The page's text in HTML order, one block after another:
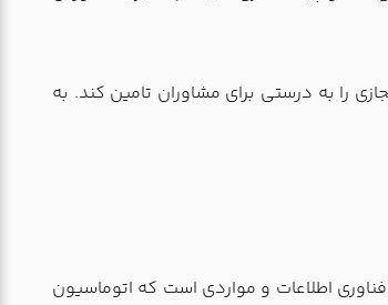
را به درستی برای مشاوران تامین کند. به
اطلاعات و مواردی است که اتوماسیون